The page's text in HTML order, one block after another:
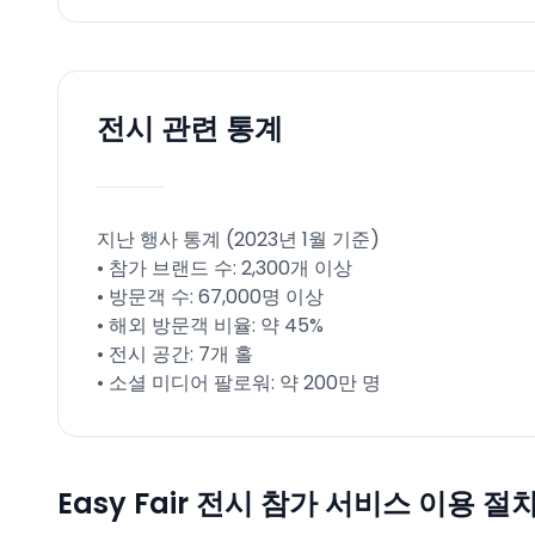
전시 관련 통계
지난 행사 통계 (2023년 1월 기준)
• 참가 브랜드 수: 2,300개 이상
• 방문객 수: 67,000명 이상
• 해외 방문객 비율: 약 45%
• 전시 공간: 7개 홀
• 소셜 미디어 팔로워: 약 200만 명
Easy Fair 전시 참가 서비스 이용 절